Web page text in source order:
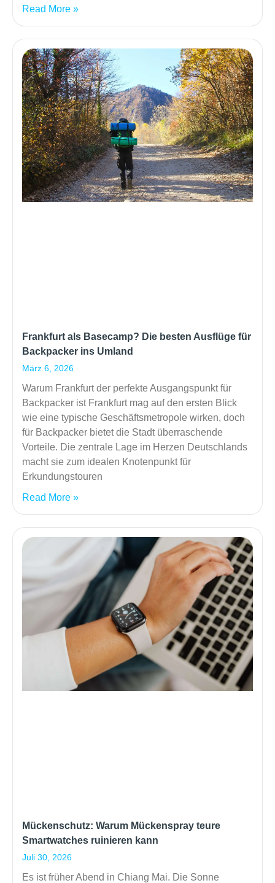
Read More »
Frankfurt als Basecamp? Die besten Ausflüge für
Backpacker ins Umland
März 6, 2026
Warum Frankfurt der perfekte Ausgangspunkt für
Backpacker ist Frankfurt mag auf den ersten Blick
wie eine typische Geschäftsmetropole wirken, doch
für Backpacker bietet die Stadt überraschende
Vorteile. Die zentrale Lage im Herzen Deutschlands
macht sie zum idealen Knotenpunkt für
Erkundungstouren
Read More »
Mückenschutz: Warum Mückenspray teure
Smartwatches ruinieren kann
Juli 30, 2026
Es ist früher Abend in Chiang Mai. Die Sonne